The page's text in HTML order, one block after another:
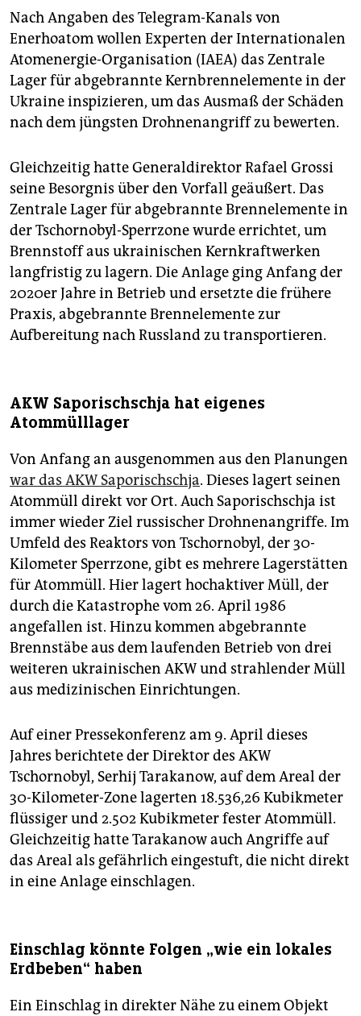
Nach Angaben des Telegram-Kanals von
Enerhoatom wollen Experten der Internationalen
Atomenergie-Organisation (IAEA) das Zentrale
Lager für abgebrannte Kernbrennelemente in der
Ukraine inspizieren, um das Ausmaß der Schäden
nach dem jüngsten Drohnenangriff zu bewerten.
Gleichzeitig hatte Generaldirektor Rafael Grossi
seine Besorgnis über den Vorfall geäußert. Das
Zentrale Lager für abgebrannte Brennelemente in
der Tschornobyl-Sperrzone wurde errichtet, um
Brennstoff aus ukrainischen Kernkraftwerken
langfristig zu lagern. Die Anlage ging Anfang der
2020er Jahre in Betrieb und ersetzte die frühere
Praxis, abgebrannte Brennelemente zur
Aufbereitung nach Russland zu transportieren.
AKW Saporischschja hat eigenes
Atommülllager
Von Anfang an ausgenommen aus den Planungen
war das AKW Saporischschja. Dieses lagert seinen
Atommüll direkt vor Ort. Auch Saporischschja ist
immer wieder Ziel russischer Drohnenangriffe. Im
Umfeld des Reaktors von Tschornobyl, der 30-
Kilometer Sperrzone, gibt es mehrere Lagerstätten
für Atommüll. Hier lagert hochaktiver Müll, der
durch die Katastrophe vom 26. April 1986
angefallen ist. Hinzu kommen abgebrannte
Brennstäbe aus dem laufenden Betrieb von drei
weiteren ukrainischen AKW und strahlender Müll
aus medizinischen Einrichtungen.
Auf einer Pressekonferenz am 9. April dieses
Jahres berichtete der Direktor des AKW
Tschornobyl, Serhij Tarakanow, auf dem Areal der
30-Kilometer-Zone lagerten 18.536,26 Kubikmeter
flüssiger und 2.502 Kubikmeter fester Atommüll.
Gleichzeitig hatte Tarakanow auch Angriffe auf
das Areal als gefährlich eingestuft, die nicht direkt
in eine Anlage einschlagen.
Einschlag könnte Folgen „wie ein lokales
Erdbeben“ haben
Ein Einschlag in direkter Nähe zu einem Objekt